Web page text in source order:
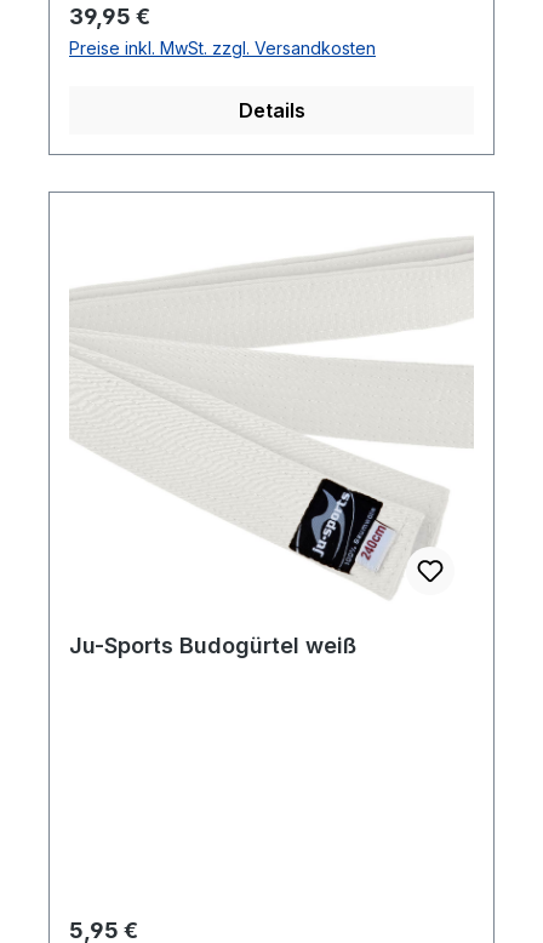
Regulärer Preis:
39,95 €
Preise inkl. MwSt. zzgl. Versandkosten
Details
Ju-Sports Budogürtel weiß
Regulärer Preis:
5,95 €